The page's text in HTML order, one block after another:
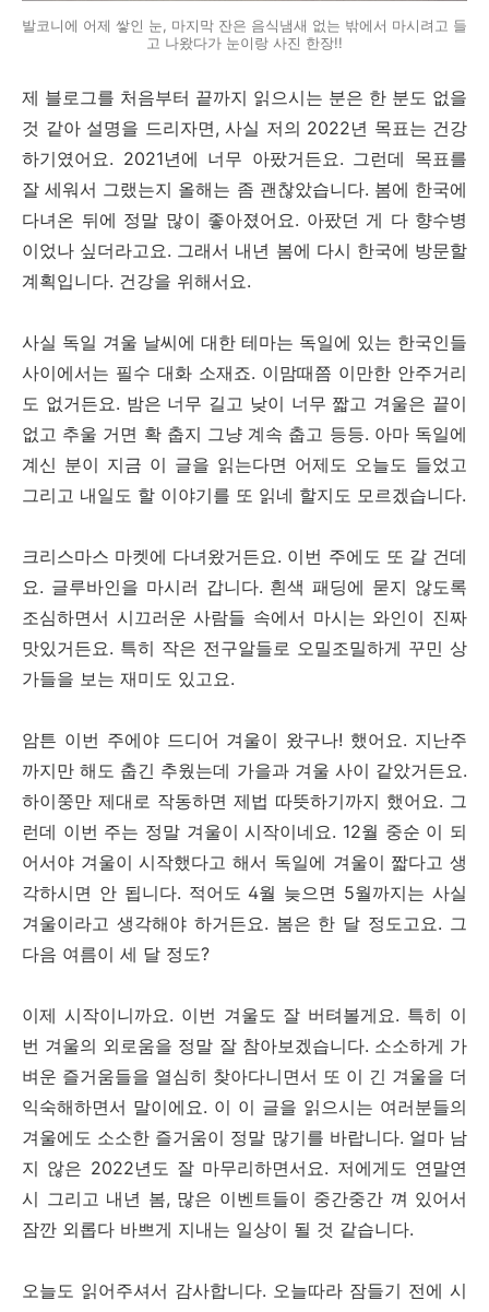
발코니에 어제 쌓인 눈, 마지막 잔은 음식냄새 없는 밖에서 마시려고 들
고 나왔다가 눈이랑 사진 한장!!
제 블로그를 처음부터 끝까지 읽으시는 분은 한 분도 없을
것 같아 설명을 드리자면, 사실 저의 2022년 목표는 건강
하기였어요. 2021년에 너무 아팠거든요. 그런데 목표를
잘 세워서 그랬는지 올해는 좀 괜찮았습니다. 봄에 한국에
다녀온 뒤에 정말 많이 좋아졌어요. 아팠던 게 다 향수병
이었나 싶더라고요. 그래서 내년 봄에 다시 한국에 방문할
계획입니다. 건강을 위해서요.
사실 독일 겨울 날씨에 대한 테마는 독일에 있는 한국인들
사이에서는 필수 대화 소재죠. 이맘때쯤 이만한 안주거리
도 없거든요. 밤은 너무 길고 낮이 너무 짧고 겨울은 끝이
없고 추울 거면 확 춥지 그냥 계속 춥고 등등. 아마 독일에
계신 분이 지금 이 글을 읽는다면 어제도 오늘도 들었고
그리고 내일도 할 이야기를 또 읽네 할지도 모르겠습니다.
크리스마스 마켓에 다녀왔거든요. 이번 주에도 또 갈 건데
요. 글루바인을 마시러 갑니다. 흰색 패딩에 묻지 않도록
조심하면서 시끄러운 사람들 속에서 마시는 와인이 진짜
맛있거든요. 특히 작은 전구알들로 오밀조밀하게 꾸민 상
가들을 보는 재미도 있고요.
암튼 이번 주에야 드디어 겨울이 왔구나! 했어요. 지난주
까지만 해도 춥긴 추웠는데 가을과 겨울 사이 같았거든요.
하이쭝만 제대로 작동하면 제법 따뜻하기까지 했어요. 그
런데 이번 주는 정말 겨울이 시작이네요. 12월 중순 이 되
어서야 겨울이 시작했다고 해서 독일에 겨울이 짧다고 생
각하시면 안 됩니다. 적어도 4월 늦으면 5월까지는 사실
겨울이라고 생각해야 하거든요. 봄은 한 달 정도고요. 그
다음 여름이 세 달 정도?
이제 시작이니까요. 이번 겨울도 잘 버텨볼게요. 특히 이
번 겨울의 외로움을 정말 잘 참아보겠습니다. 소소하게 가
벼운 즐거움들을 열심히 찾아다니면서 또 이 긴 겨울을 더
익숙해하면서 말이에요. 이 이 글을 읽으시는 여러분들의
겨울에도 소소한 즐거움이 정말 많기를 바랍니다. 얼마 남
지 않은 2022년도 잘 마무리하면서요. 저에게도 연말연
시 그리고 내년 봄, 많은 이벤트들이 중간중간 껴 있어서
잠깐 외롭다 바쁘게 지내는 일상이 될 것 같습니다.
오늘도 읽어주셔서 감사합니다. 오늘따라 잠들기 전에 시